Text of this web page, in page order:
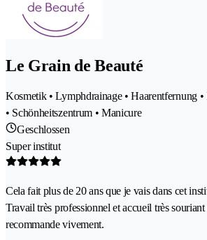
Le Grain de Beauté
Kosmetik • Lymphdrainage • Haarentfernung •
• Schönheitszentrum • Manicure
Geschlossen
Super institut
Cela fait plus de 20 ans que je vais dans cet
Travail très professionnel et accueil très
recommande vivement.